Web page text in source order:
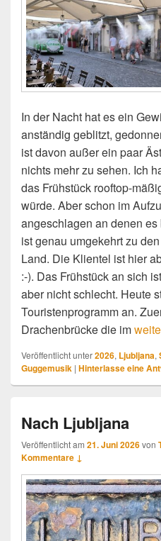
In der Nacht hat es ein
anständig geblitzt,
ist davon außer ein paar
nichts mehr zu sehen. Ich
das Frühstück rooftop-
würde. Aber schon im
angeschlagen an denen
ist genau umgekehrt zu
Land. Die Klientel ist hier
:-). Das Frühstück an sich
aber nicht schlecht. Heute
Touristenprogramm an.
Drachenbrücke die im
Veröffentlicht unter2026, Ljubljana,
Guggemusik | Hinterlasse eine
Nach Ljubljana
Veröffentlicht am 21. Juni 2026von
Kommentare ↓